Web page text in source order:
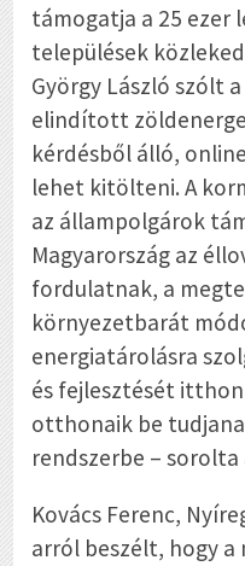
támogatja a 25 ezer
települések
György László szólt
elindított
kérdésből álló,
lehet kitölteni. A
az állampolgárok
Magyarország az
fordulatnak, a
környezetbarát
energiatárolásra
és fejlesztését
otthonaik be
rendszerbe –
Kovács Ferenc,
arról beszélt, hogy a